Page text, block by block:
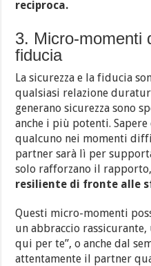
reciproca.
3. Micro-momenti
fiducia
La sicurezza e la fiducia
qualsiasi relazione
generano sicurezza sono
anche i più potenti.
qualcuno nei momenti
partner sarà lì per
solo rafforzano il rapporto,
resiliente di fronte alle
Questi micro-momenti
un abbraccio rassicurante,
qui per te”, o anche dal
attentamente il partner